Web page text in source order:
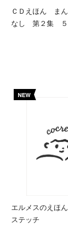
ＣＤえほん ま
なし 第２集 ５
NEW
エルメスのえほ
ステッチ